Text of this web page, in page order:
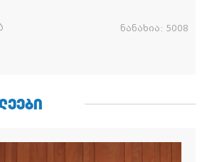
ნანახია: 5008